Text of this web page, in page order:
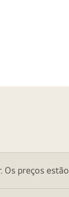
preços